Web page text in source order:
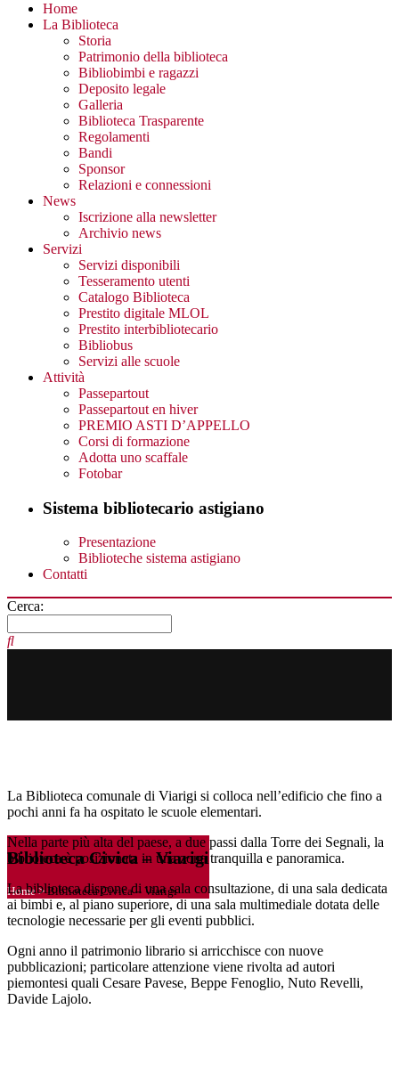
Home
La Biblioteca
Storia
Patrimonio della biblioteca
Bibliobimbi e ragazzi
Deposito legale
Galleria
Biblioteca Trasparente
Regolamenti
Bandi
Sponsor
Relazioni e connessioni
News
Iscrizione alla newsletter
Archivio news
Servizi
Servizi disponibili
Tesseramento utenti
Catalogo Biblioteca
Prestito digitale MLOL
Prestito interbibliotecario
Bibliobus
Servizi alle scuole
Attività
Passepartout
Passepartout en hiver
PREMIO ASTI D’APPELLO
Corsi di formazione
Adotta uno scaffale
Fotobar
Sistema bibliotecario astigiano
Presentazione
Biblioteche sistema astigiano
Contatti
Cerca:
Biblioteca Civica – Viarigi
Home>Biblioteca Civica – Viarigi
La Biblioteca comunale di Viarigi si colloca nell’edificio che fino a
pochi anni fa ha ospitato le scuole elementari.
Nella parte più alta del paese, a due passi dalla Torre dei Segnali, la
biblioteca è posizionata in una zona tranquilla e panoramica.
La biblioteca dispone di una sala consultazione, di una sala dedicata
ai bimbi e, al piano superiore, di una sala multimediale dotata delle
tecnologie necessarie per gli eventi pubblici.
Ogni anno il patrimonio librario si arricchisce con nuove
pubblicazioni; particolare attenzione viene rivolta ad autori
piemontesi quali Cesare Pavese, Beppe Fenoglio, Nuto Revelli,
Davide Lajolo.